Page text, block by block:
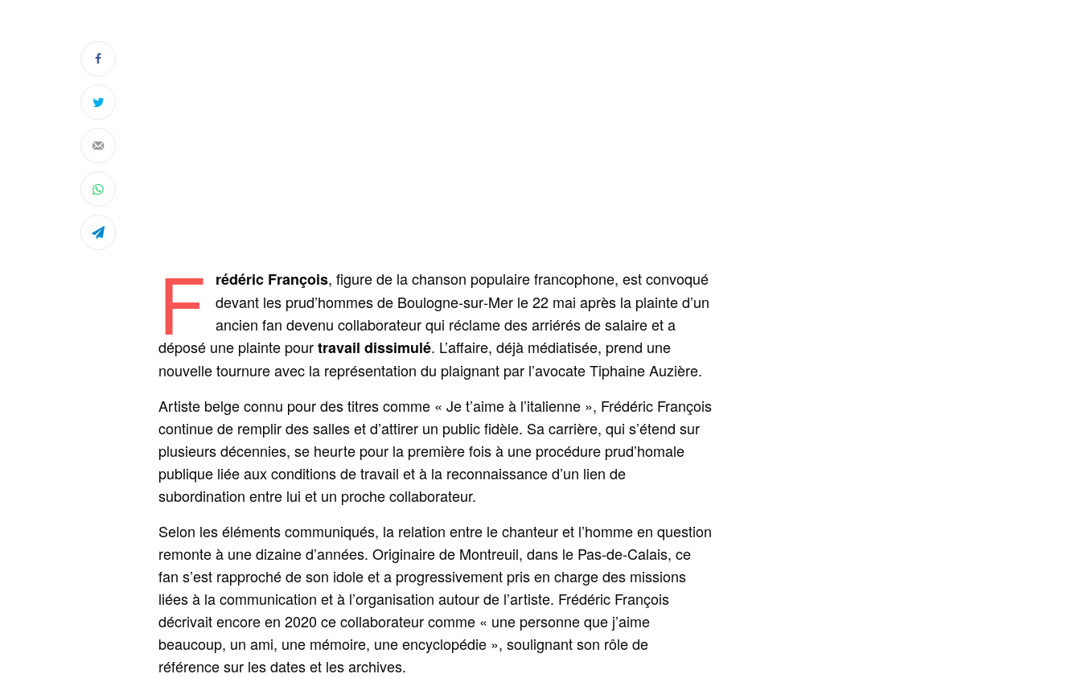
F rédéric François, figure de la chanson populaire francophone, est convoqué
devant les prud’hommes de Boulogne‑sur‑Mer le 22 mai après la plainte d’un
ancien fan devenu collaborateur qui réclame des arriérés de salaire et a
déposé une plainte pourtravail dissimulé. L’affaire, déjà médiatisée, prend une
nouvelle tournure avec la représentation du plaignant par l’avocate Tiphaine Auzière.
Artiste belge connu pour des titres comme « Je t’aime à l’italienne », Frédéric François
continue de remplir des salles et d’attirer un public fidèle. Sa carrière, qui s’étend sur
plusieurs décennies, se heurte pour la première fois à une procédure prud’homale
publique liée aux conditions de travail et à la reconnaissance d’un lien de
subordination entre lui et un proche collaborateur.
Selon les éléments communiqués, la relation entre le chanteur et l’homme en question
remonte à une dizaine d’années. Originaire de Montreuil, dans le Pas‑de‑Calais, ce
fan s’est rapproché de son idole et a progressivement pris en charge des missions
liées à la communication et à l’organisation autour de l’artiste. Frédéric François
décrivait encore en 2020 ce collaborateur comme « une personne que j’aime
beaucoup, un ami, une mémoire, une encyclopédie », soulignant son rôle de
référence sur les dates et les archives.